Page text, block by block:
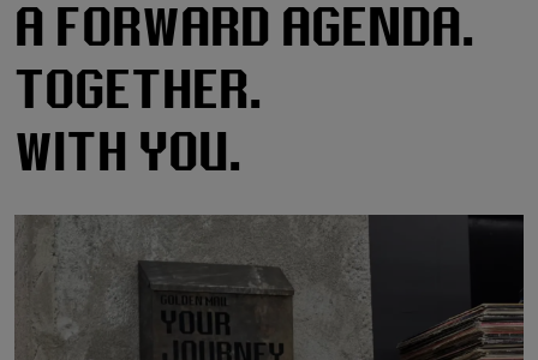
A Forward Agenda.
Together.
With You.